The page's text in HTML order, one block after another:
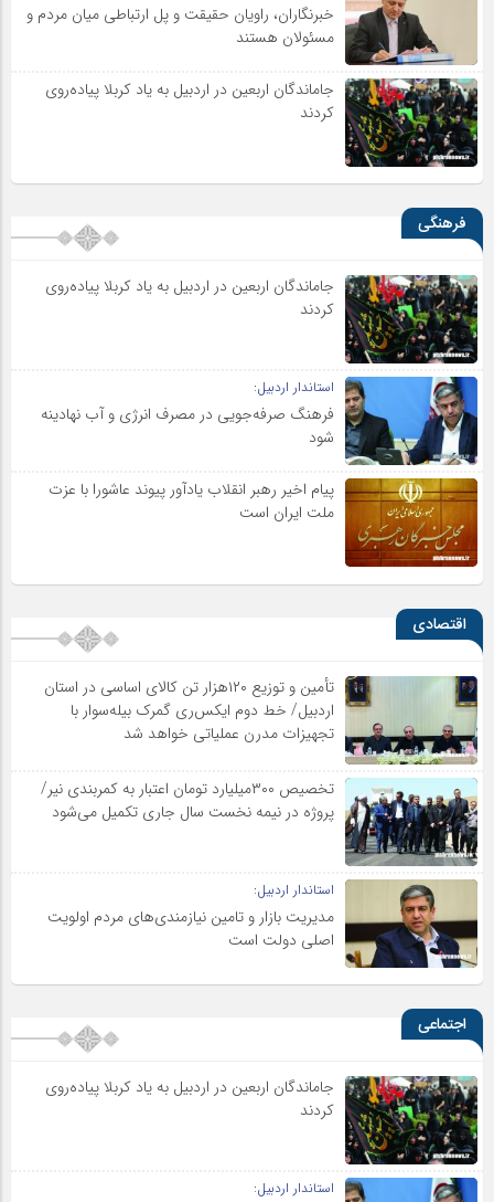
خبرنگاران، راویان حقیقت و پل ارتباطی میان مردم و
مسئولان هستند
جاماندگان اربعین در اردبیل به یاد کربلا پیاده‌روی
کردند
فرهنگی
جاماندگان اربعین در اردبیل به یاد کربلا پیاده‌روی
کردند
استاندار اردبیل:
فرهنگ صرفه‌جویی در مصرف انرژی و آب نهادینه
شود
پیام اخیر رهبر انقلاب یادآور پیوند عاشورا با عزت
ملت ایران است
اقتصادی
تأمین و توزیع ۱۲۰هزار تن کالای اساسی در استان
اردبیل/ خط دوم ایکس‌ری گمرک بیله‌سوار با
تجهیزات مدرن عملیاتی خواهد شد
تخصیص ۳۰۰میلیارد تومان اعتبار به کمربندی نیر/
پروژه در نیمه نخست سال جاری تکمیل می‌شود
استاندار اردبیل:
مدیریت بازار و تامین نیازمندی‌های مردم اولویت‌
اصلی دولت است
اجتماعی
جاماندگان اربعین در اردبیل به یاد کربلا پیاده‌روی
کردند
استاندار اردبیل: